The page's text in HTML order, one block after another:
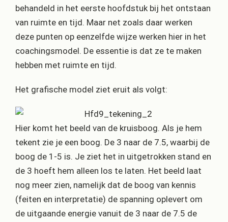
behandeld in het eerste hoofdstuk bij het ontstaan
van ruimte en tijd. Maar net zoals daar werken
deze punten op eenzelfde wijze werken hier in het
coachingsmodel. De essentie is dat ze te maken
hebben met ruimte en tijd.
Het grafische model ziet eruit als volgt:
Hier komt het beeld van de kruisboog. Als je hem
tekent zie je een boog. De 3 naar de 7.5, waarbij de
boog de 1-5 is. Je ziet het in uitgetrokken stand en
de 3 hoeft hem alleen los te laten. Het beeld laat
nog meer zien, namelijk dat de boog van kennis
(feiten en interpretatie) de spanning oplevert om
de uitgaande energie vanuit de 3 naar de 7.5 de